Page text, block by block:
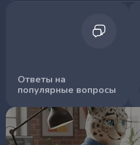
Ответы на
популярные вопросы